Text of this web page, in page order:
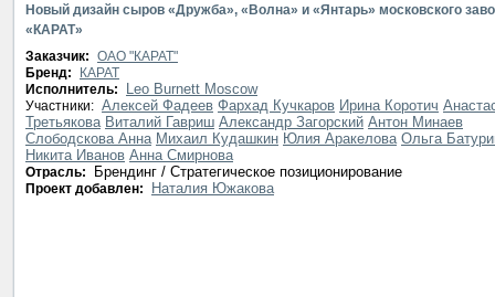
Новый дизайн сыров «Дружба», «Волна» и «Янтарь» московского
«КАРАТ»
Заказчик: ОАО "КАРАТ"
Бренд:
КАРАТ
Исполнитель:
Leo Burnett Moscow
Участники: Алексей Фадеев Фархад Кучкаров Ирина Коротич
Третьякова Виталий Гавриш Александр Загорский Антон Минаев
Слободскова Анна Михаил Кудашкин Юлия Аракелова Ольга
Никита Иванов Анна Смирнова
Отрасль: Брендинг / Стратегическое позиционирование
Проект добавлен: Наталия Южакова